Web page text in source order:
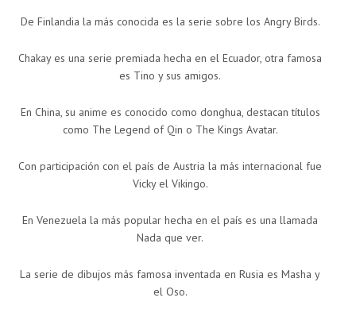
De Finlandia la más conocida es la serie sobre los Angry Birds.
Chakay es una serie premiada hecha en el Ecuador, otra famosa
es Tino y sus amigos.
En China, su anime es conocido como donghua, destacan títulos
como The Legend of Qin o The Kings Avatar.
Con participación con el país de Austria la más internacional fue
Vicky el Vikingo.
En Venezuela la más popular hecha en el país es una llamada
Nada que ver.
La serie de dibujos más famosa inventada en Rusia es Masha y
el Oso.